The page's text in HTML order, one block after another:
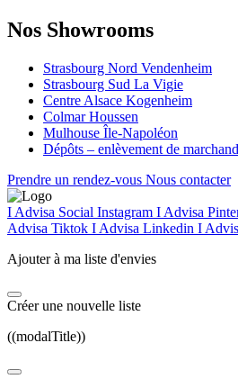
Nos Showrooms
Strasbourg Nord Vendenheim
Strasbourg Sud La Vigie
Centre Alsace Kogenheim
Colmar Houssen
Mulhouse Île-Napoléon
Dépôts – enlèvement de
Prendre un rendez-vous Nous contacter
I Advisa Social Instagram I Advisa
Advisa Tiktok I Advisa Linkedin I
Ajouter à ma liste d'envies
Créer une nouvelle liste
((modalTitle))